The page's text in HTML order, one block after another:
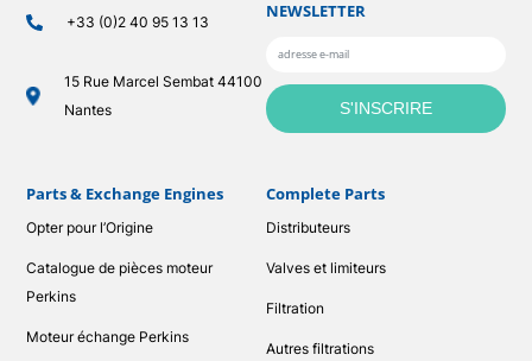
Parts & Exchange Engines
Opter pour l’Origine
Catalogue de pièces moteur
Perkins
Moteur échange Perkins
+33 (0)2 40 95 13 13
15 Rue Marcel Sembat 44100
Nantes
Complete Parts
Distributeurs
Valves et limiteurs
Filtration
Autres filtrations
NEWSLETTER